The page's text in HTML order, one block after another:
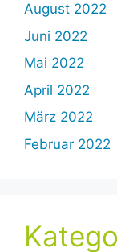
August 2022
Juni 2022
Mai 2022
April 2022
März 2022
Februar 2022